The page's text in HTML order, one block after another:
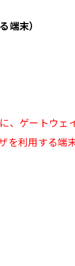
末）
、ゲートウェ
を利用する端